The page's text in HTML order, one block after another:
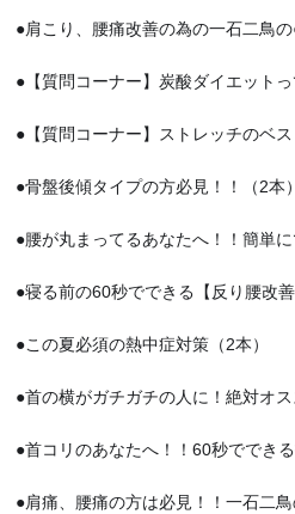
●肩こり、腰痛改善の為の一石二鳥
●【質問コーナー】炭酸ダイエット
●【質問コーナー】ストレッチのベ
●骨盤後傾タイプの方必見！！（2本）
●腰が丸まってるあなたへ！！簡単
●寝る前の60秒でできる【反り腰改
●この夏必須の熱中症対策（2本）
●首の横がガチガチの人に！絶対オ
●首コリのあなたへ！！60秒ででき
●肩痛、腰痛の方は必見！！一石二